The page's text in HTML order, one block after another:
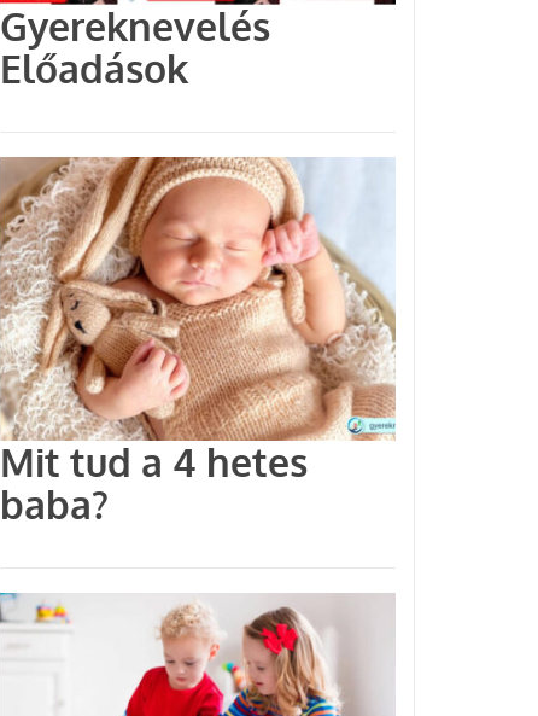
Gyereknevelés
Előadások
Mit tud a 4 hetes
baba?